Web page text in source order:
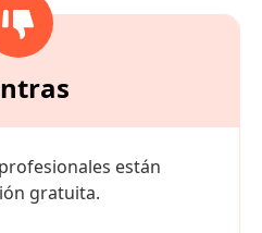
están
gratuita.